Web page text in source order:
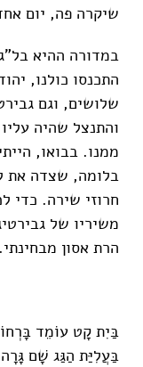
שיקרה פה, יום
במדורה ההיא
התכנסו כולנו,
שלושים, וגם
והתנצל שהיה
ממנו. בבואו,
בלומה, שצדה את
חרוזי שירה. כדי
משיריו של
הרת אסון מבחינתי.
בַּיִת קָט עוֹמֵד
בַּעֲלִיַּת הַגַּג שָׁם